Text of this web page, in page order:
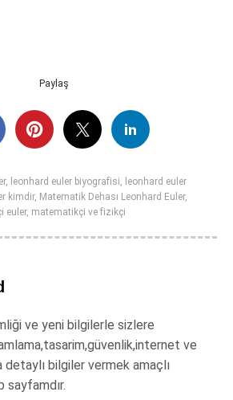
Paylaş
, leonhard euler biyografisi, leonhard euler
kimdir, Matematik Dehası Leonhard Euler,
euler, matematikçi ve fizikçi
ve yeni bilgilerle sizlere
ve
detaylı bilgiler vermek amaçlı
sayfamdır.